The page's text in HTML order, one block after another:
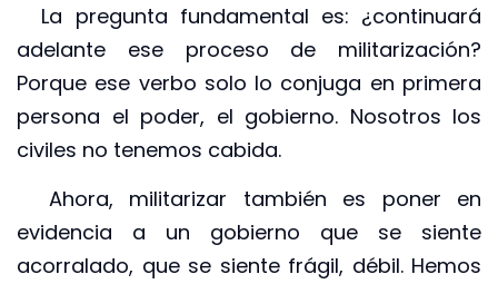
La pregunta fundamental es: ¿continuará
adelante ese proceso de militarización?
Porque ese verbo solo lo conjuga en primera
persona el poder, el gobierno. Nosotros los
civiles no tenemos cabida.
Ahora, militarizar también es poner en
evidencia a un gobierno que se siente
acorralado, que se siente frágil, débil. Hemos